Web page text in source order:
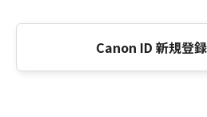
Canon ID 新規登